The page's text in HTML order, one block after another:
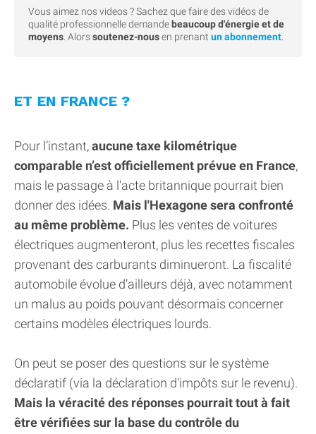
Vous aimez nos videos ? Sachez que faire des vidéos de
qualité professionnelle demande beaucoup d'énergie et de
moyens . Alorssoutenez-nousen prenant un abonnement
ET EN FRANCE ?
Pour l’instant,aucune taxe kilométrique
comparable n’est officiellement prévue en France,
mais le passage à l'acte britannique pourrait bien
donner des idées. Mais l'Hexagone sera confronté
au même problème. Plus les ventes de voitures
électriques augmenteront, plus les recettes fiscales
provenant des carburants diminueront. La fiscalité
automobile évolue d’ailleurs déjà, avec notamment
un malus au poids pouvant désormais concerner
certains modèles électriques lourds.
On peut se poser des questions sur le système
déclaratif (via la déclaration d'impôts sur le revenu).
Mais la véracité des réponses pourrait tout à fait
être vérifiées sur la base du contrôle du